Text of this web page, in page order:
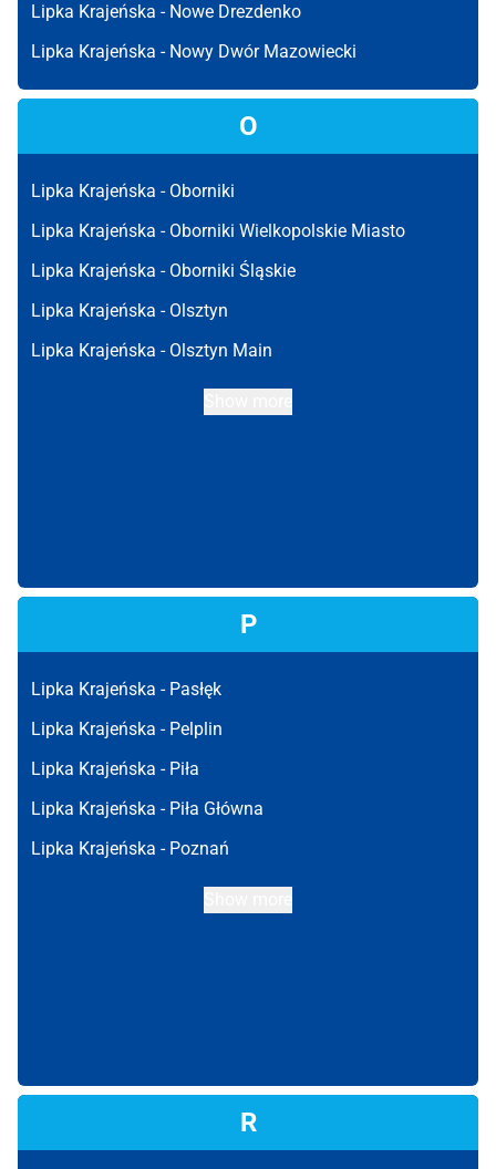
Lipka Krajeńska - Nowe Drezdenko
Lipka Krajeńska - Nowy Dwór Mazowiecki
O
Lipka Krajeńska - Oborniki
Lipka Krajeńska - Oborniki Wielkopolskie Miasto
Lipka Krajeńska - Oborniki Śląskie
Lipka Krajeńska - Olsztyn
Lipka Krajeńska - Olsztyn Main
P
Lipka Krajeńska - Pasłęk
Lipka Krajeńska - Pelplin
Lipka Krajeńska - Piła
Lipka Krajeńska - Piła Główna
Lipka Krajeńska - Poznań
R